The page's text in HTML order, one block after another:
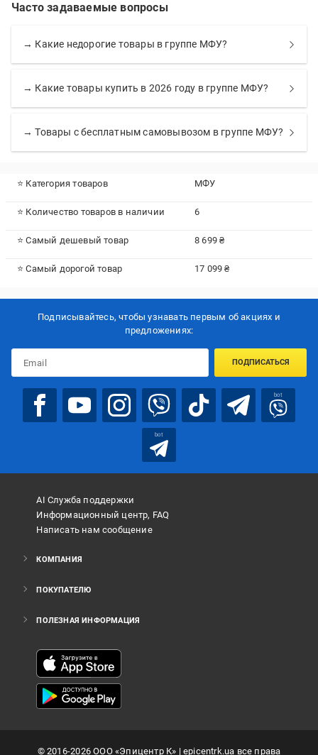
Часто задаваемые вопросы
→ Какие недорогие товары в группе МФУ?
→ Какие товары купить в 2026 году в группе МФУ?
→ Товары с бесплатным самовывозом в группе МФУ?
⭐ Категория товаров МФУ
⭐ Количество товаров в наличии 6
⭐ Самый дешевый товар 8 699 ₴
⭐ Самый дорогой товар 17 099 ₴
Подписывайтесь, чтобы узнавать первым об акцияx и
предложениях:
ПОДПИСАТЬСЯ
bot
bot
AI Служба поддержки
Информационный центр, FAQ
Написать нам сообщение
КОМПАНИЯ
ПОКУПАТЕЛЮ
ПОЛЕЗНАЯ ИНФОРМАЦИЯ
©2016-2026ООО «Эпицентр К» | epicentrk.ua все права